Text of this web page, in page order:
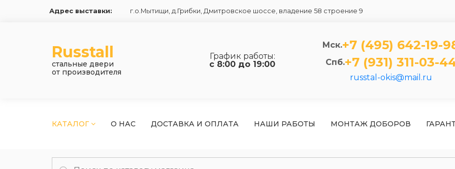
Адрес выставки: г.о.Мытищи, д.Грибки, Дмитровское шоссе, владение 58 строение 9
Russtall
стальные двери
от производителя
График работы:
с 8:00 до 19:00
Мск.+7 (495) 642-19-
Спб.+7 (931) 311-03-
russtal-okis@mail.ru
КАТАЛОГ О НАС ДОСТАВКА И ОПЛАТА НАШИ РАБОТЫ МОНТАЖ ДОБОРОВ